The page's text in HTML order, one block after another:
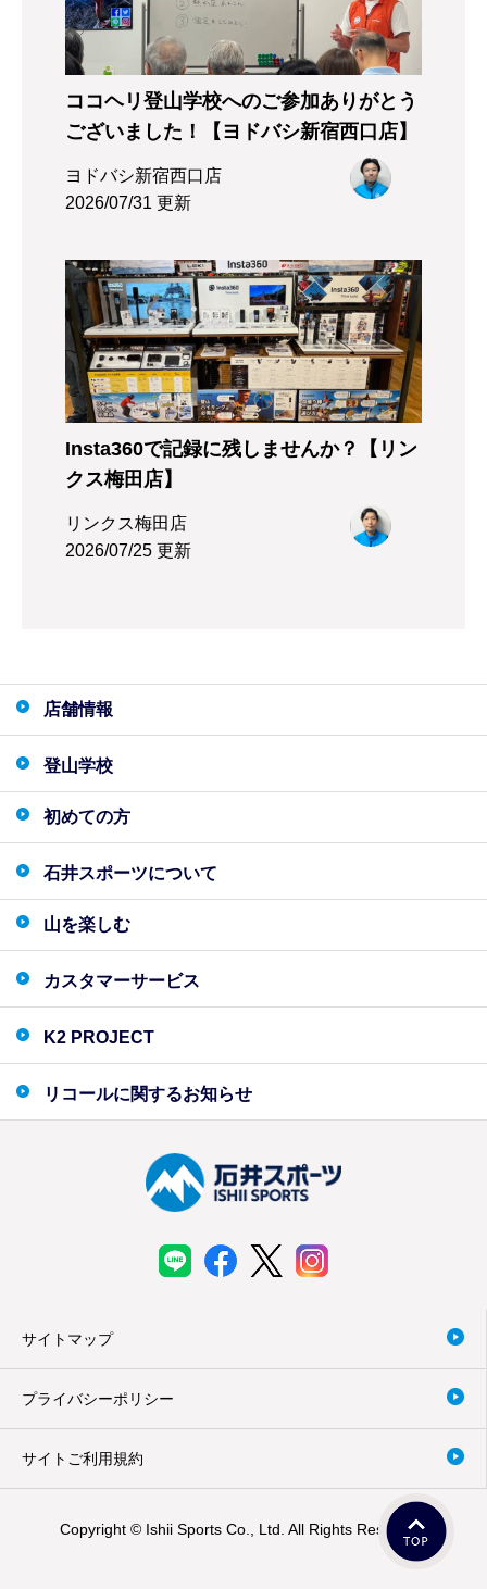
ココヘリ登山学校へのご参加ありがとう
ございました！【ヨドバシ新宿西口店】
ヨドバシ新宿西口店
2026/07/31 更新
Insta360で記録に残しませんか？【リン
クス梅田店】
リンクス梅田店
2026/07/25 更新
店舗情報
登山学校
初めての方
石井スポーツについて
山を楽しむ
カスタマーサービス
K2 PROJECT
リコールに関するお知らせ
サイトマップ
プライバシーポリシー
サイトご利用規約
Copyright © Ishii Sports Co., Ltd. All Rights Reserved.